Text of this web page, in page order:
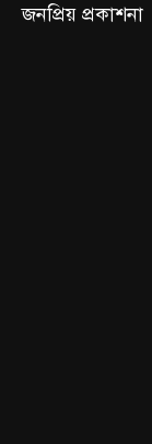
জনপ্রিয় প্রকাশনা